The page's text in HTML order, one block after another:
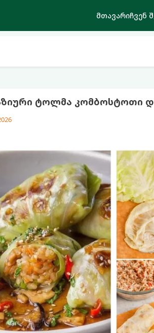
მთავარიჩვენ
ტოლმა კომბოსტოთი